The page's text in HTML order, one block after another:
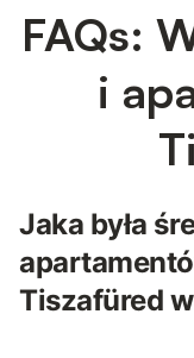
FAQs:
i
Jaka była
Tiszafüred